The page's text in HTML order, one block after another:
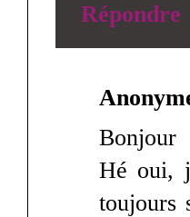
Répondre
Bonjour
Hé oui,
toujours